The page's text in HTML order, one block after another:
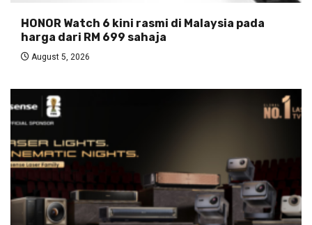
HONOR Watch 6 kini rasmi di Malaysia pada
harga dari RM 699 sahaja
August 5, 2026